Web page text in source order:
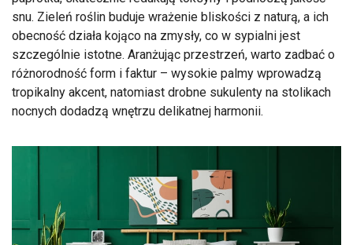
snu. Zieleń roślin buduje wrażenie bliskości z naturą, a ich
obecność działa kojąco na zmysły, co w sypialni jest
szczególnie istotne. Aranżując przestrzeń, warto zadbać o
różnorodność form i faktur – wysokie palmy wprowadzą
tropikalny akcent, natomiast drobne sukulenty na stolikach
nocnych dodadzą wnętrzu delikatnej harmonii.